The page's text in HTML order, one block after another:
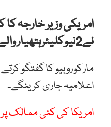
امریکی وزیر خارجہ
نے2نیوکلیئرہتھیار والے ممالک کو جنگ سے روکا۔
مارکو روبیو کا گفتگو
اعلامیہ جاری کرینگے۔
امریکا کی کئی ممالک